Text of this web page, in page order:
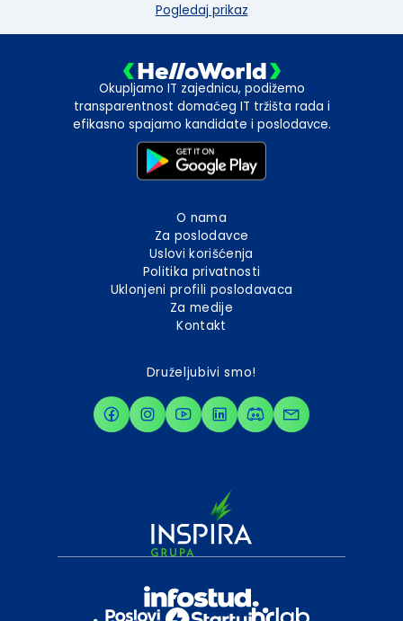
Pogledaj prikaz
Okupljamo IT zajednicu, podižemo
transparentnost domaćeg IT tržišta rada i
efikasno spajamo kandidate i poslodavce.
O nama
Za poslodavce
Uslovi korišćenja
Politika privatnosti
Uklonjeni profili poslodavaca
Za medije
Kontakt
Druželjubivi smo!